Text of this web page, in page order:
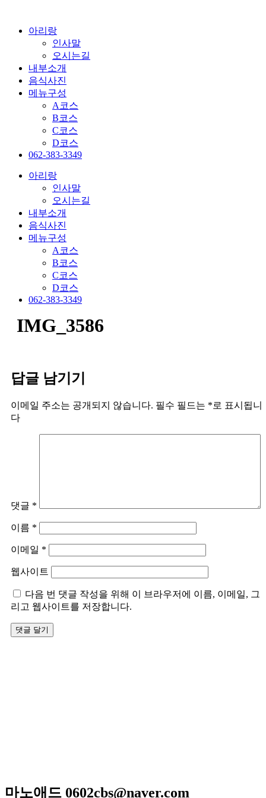
아리랑
인사말
오시는길
내부소개
음식사진
메뉴구성
A코스
B코스
C코스
D코스
062-383-3349
아리랑
인사말
오시는길
내부소개
음식사진
메뉴구성
A코스
B코스
C코스
D코스
062-383-3349
IMG_3586
답글 남기기
이메일 주소는 공개되지 않습니다. 필수 필드는 *로 표시됩니
다
댓글 *
이름 *
이메일 *
웹사이트
다음 번 댓글 작성을 위해 이 브라우저에 이름, 이메일, 그
리고 웹사이트를 저장합니다.
마노애드 0602cbs@naver.com